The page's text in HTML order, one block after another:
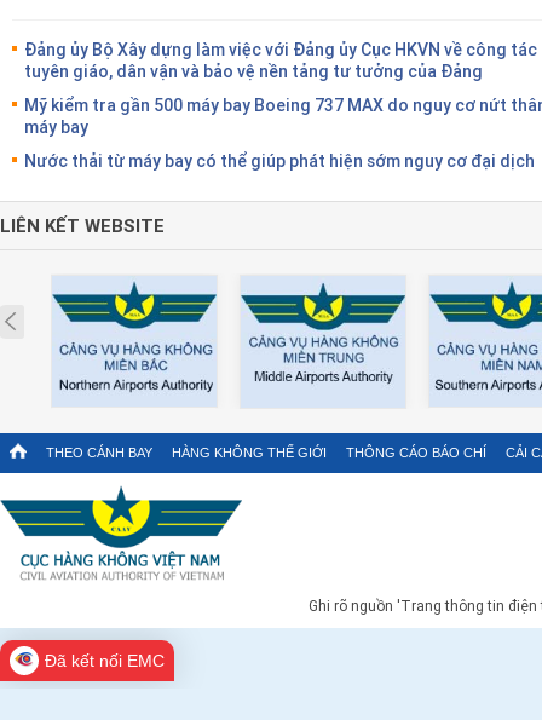
Đảng ủy Bộ Xây dựng làm việc với Đảng ủy Cục HKVN về công tác
tuyên giáo, dân vận và bảo vệ nền tảng tư tưởng của Đảng
Mỹ kiểm tra gần 500 máy bay Boeing 737 MAX do nguy cơ nứt
máy bay
Nước thải từ máy bay có thể giúp phát hiện sớm nguy cơ đại dịch
LIÊN KẾT WEBSITE
Prev
THEO CÁNH BAY HÀNG KHÔNG THẾ GIỚI THÔNG CÁO BÁO CHÍ CẢI
Ghi rõ nguồn 'Trang thông tin
Đã kết nối EMC